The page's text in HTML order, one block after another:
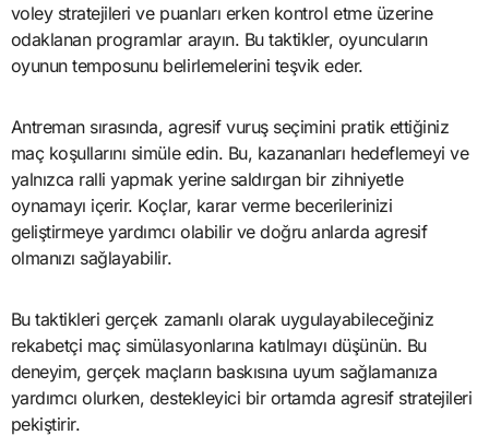
voley stratejileri ve puanları erken kontrol etme üzerine
odaklanan programlar arayın. Bu taktikler, oyuncuların
oyunun temposunu belirlemelerini teşvik eder.
Antreman sırasında, agresif vuruş seçimini pratik ettiğiniz
maç koşullarını simüle edin. Bu, kazananları hedeflemeyi ve
yalnızca ralli yapmak yerine saldırgan bir zihniyetle
oynamayı içerir. Koçlar, karar verme becerilerinizi
geliştirmeye yardımcı olabilir ve doğru anlarda agresif
olmanızı sağlayabilir.
Bu taktikleri gerçek zamanlı olarak uygulayabileceğiniz
rekabetçi maç simülasyonlarına katılmayı düşünün. Bu
deneyim, gerçek maçların baskısına uyum sağlamanıza
yardımcı olurken, destekleyici bir ortamda agresif stratejileri
pekiştirir.